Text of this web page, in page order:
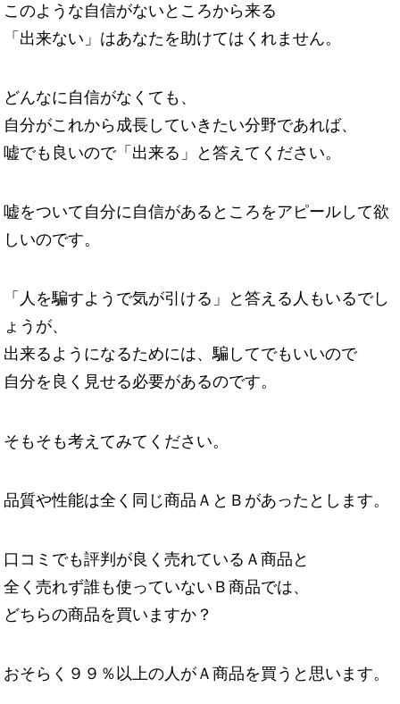
このような自信がないところから来る
「出来ない」はあなたを助けてはくれません。
どんなに自信がなくても、
自分がこれから成長していきたい分野であれば、
嘘でも良いので「出来る」と答えてください。
嘘をついて自分に自信があるところをアピールして欲
しいのです。
「人を騙すようで気が引ける」と答える人もいるでし
ょうが、
出来るようになるためには、騙してでもいいので
自分を良く見せる必要があるのです。
そもそも考えてみてください。
品質や性能は全く同じ商品ＡとＢがあったとします。
口コミでも評判が良く売れているＡ商品と
全く売れず誰も使っていないＢ商品では、
どちらの商品を買いますか？
おそらく９９％以上の人がＡ商品を買うと思います。